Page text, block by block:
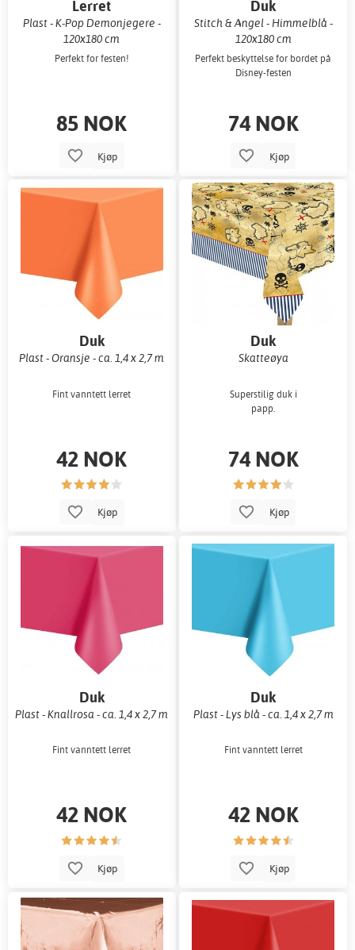
Lerret
Plast - K-Pop Demonjegere -
120x180 cm
Perfekt for festen!
85 NOK
Kjøp
Duk
Stitch & Angel - Himmelblå -
120x180 cm
Perfekt beskyttelse for bordet på
Disney-festen
74 NOK
Kjøp
Duk
Plast - Oransje - ca. 1,4 x 2,7 m
Fint vanntett lerret
42 NOK
Kjøp
Duk
Skatteøya
Superstilig duk i
papp.
74 NOK
Kjøp
Duk
Plast - Knallrosa - ca. 1,4 x 2,7 m
Fint vanntett lerret
42 NOK
Kjøp
Duk
Plast - Lys blå - ca. 1,4 x 2,7 m
Fint vanntett lerret
42 NOK
Kjøp